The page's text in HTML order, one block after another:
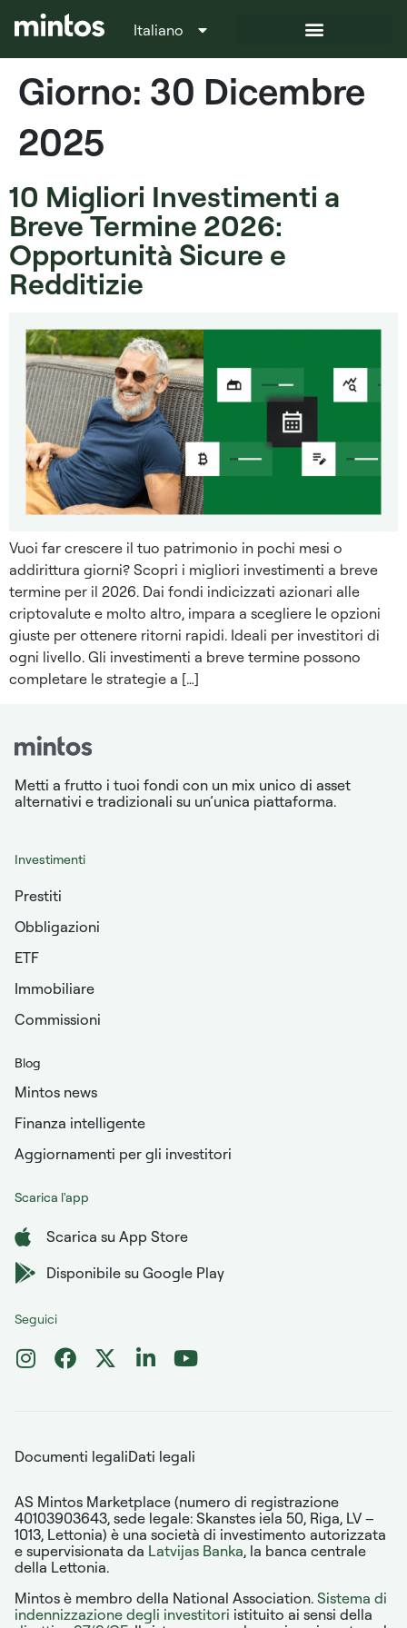
Italiano
Français
Giorno: 30 Dicembre
2025
10 Migliori Investimenti a
Breve Termine 2026:
Opportunità Sicure e
Redditizie
Vuoi far crescere il tuo patrimonio in pochi mesi o
addirittura giorni? Scopri i migliori investimenti a breve
termine per il 2026. Dai fondi indicizzati azionari alle
criptovalute e molto altro, impara a scegliere le opzioni
giuste per ottenere ritorni rapidi. Ideali per investitori di
ogni livello. Gli investimenti a breve termine possono
completare le strategie a […]
Metti a frutto i tuoi fondi con un mix unico di asset
alternativi e tradizionali su un’unica piattaforma.
Investimenti
Prestiti
Obbligazioni
ETF
Immobiliare
Commissioni
Blog
Mintos news
Finanza intelligente
Aggiornamenti per gli investitori
Scarica l'app
Scarica su App Store
Disponibile su Google Play
Seguici
Documenti legaliDati legali
AS Mintos Marketplace (numero di registrazione
40103903643, sede legale: Skanstes iela 50, Riga, LV –
1013, Lettonia) è una società di investimento autorizzata
e supervisionata da Latvijas Banka, la banca centrale
della Lettonia.
Mintos è membro della National Association. Sistema di
indennizzazione degli investitori istituito ai sensi della